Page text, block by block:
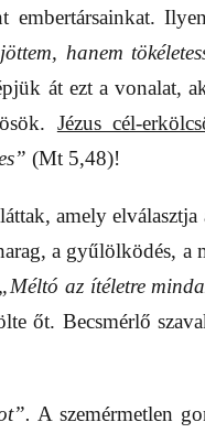
hanem
át ezt a vonalat,
Jézus cél-
(Mt 5,48)!
amely
a gyűlölködés, a
„Méltó az ítéletre
őt. Becsmérlő
A szemérmetlen